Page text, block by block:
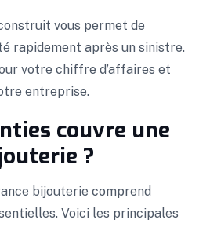
vous permet de
rapidement après un sinistre.
votre chiffre d’affaires et
entreprise.
couvre une
?
bijouterie comprend
Voici les principales